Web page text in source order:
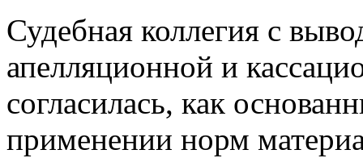
Судебная коллегия с
апелляционной и
согласилась, как
применении норм